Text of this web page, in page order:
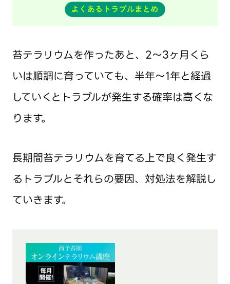
苔テラリウムを作ったあと、2〜3ヶ月くら
いは順調に育っていても、半年〜1年と経過
していくとトラブルが発生する確率は高くな
ります。
長期間苔テラリウムを育てる上で良く発生す
るトラブルとそれらの要因、対処法を解説し
ていきます。